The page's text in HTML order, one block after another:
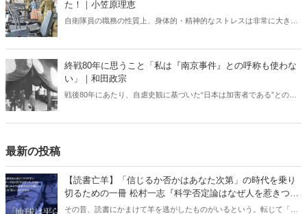
た！｜小笠原理恵
自衛隊員の職務の性質上、身体的・精神的なストレスは非常に大き
つつある現場を取材した。
終戦80年に思うこと「私は『南京事件』との呼称も使わな
い」｜和田政宗
戦後80年にあたり、自虐史観に基づいた“日本は加害者である”との番
最新の投稿
【読書亡羊】「信じるか否かはあなた次第」の時代を乗り
切るための一冊 松村一志『科学否定論はなぜ人を惹きつけ
るのか』（ちくま新書）｜梶原麻衣子
その昔、読書にかまけて羊を逃がしたものがいるという。転じて「読